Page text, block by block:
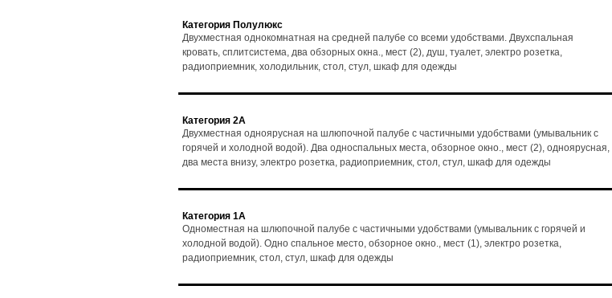
Категория Полулюкс
Двухместная однокомнатная на средней палубе со всеми удобствами. Двухспальная
кровать, сплитсистема, два обзорных окна., мест (2), душ, туалет, электро розетка,
радиоприемник, холодильник, стол, стул, шкаф для одежды
Категория 2А
Двухместная одноярусная на шлюпочной палубе с частичными удобствами (умывальник с
горячей и холодной водой). Два односпальных места, обзорное окно., мест (2), одноярусная,
два места внизу, электро розетка, радиоприемник, стол, стул, шкаф для одежды
Категория 1А
Одноместная на шлюпочной палубе с частичными удобствами (умывальник с горячей и
холодной водой). Одно спальное место, обзорное окно., мест (1), электро розетка,
радиоприемник, стол, стул, шкаф для одежды